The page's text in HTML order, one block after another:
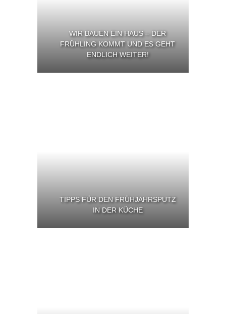
WIR BAUEN EIN HAUS – DER
FRÜHLING KOMMT UND ES GEHT
ENDLICH WEITER!
TIPPS FÜR DEN FRÜHJAHRSPUTZ
IN DER KÜCHE